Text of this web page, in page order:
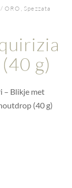
/ ORO, Spezzata
g)
– Blikje met
(40 g)